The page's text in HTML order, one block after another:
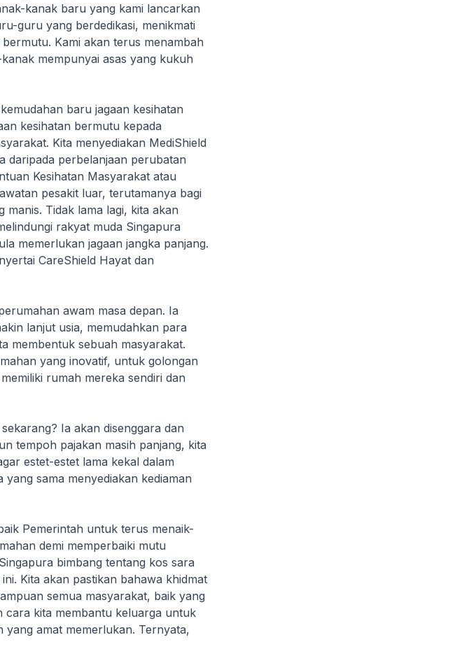
kanak baru yang kami lancarkan
guru yang berdedikasi, menikmati
Kami akan terus menambah
mempunyai asas yang kukuh
baru jagaan kesihatan
kesihatan bermutu kepada
Kita menyediakan MediShield
daripada perbelanjaan perubatan
Kesihatan Masyarakat atau
pesakit luar, terutamanya bagi
Tidak lama lagi, kita akan
rakyat muda Singapura
memerlukan jagaan jangka panjang.
CareShield Hayat dan
awam masa depan. Ia
lanjut usia, memudahkan para
membentuk sebuah masyarakat.
yang inovatif, untuk golongan
rumah mereka sendiri dan
Ia akan disenggara dan
tempoh pajakan masih panjang, kita
estet-estet lama kekal dalam
sama menyediakan kediaman
Pemerintah untuk terus menaik-
demi memperbaiki mutu
bimbang tentang kos sara
Kita akan pastikan bahawa khidmat
semua masyarakat, baik yang
cara kita membantu keluarga untuk
amat memerlukan. Ternyata,